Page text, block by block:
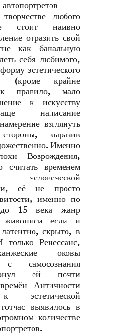
—
любого
стоит наивно
отразить свой
как банальную
себя любимого,
эстетического
(кроме крайне
правило, мало
к искусству
написание
взглянуть
выразив
Именно
Возрождения,
считать временем
человеческой
её не просто
именно по
15 века жанр
живописи если и
скрыто, в
Ренессанс,
оковы
с самосознания
ей почти
Античности
эстетической
выявилось в
количестве